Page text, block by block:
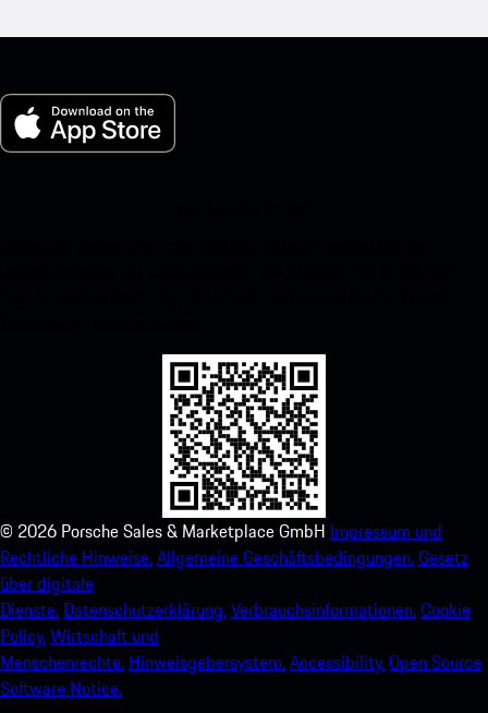
© 2026 Porsche Sales & Marketplace GmbH Impressum und
Rechtliche Hinweise.Allgemeine Geschäftsbedingungen.Gesetz
über digitale
Dienste. Datenschutzerklärung.Verbrauchsinformationen.Cookie
Policy.Wirtschaft und
Menschenrechte. Hinweisgebersystem.Accessibility.Open Source
Software Notice.